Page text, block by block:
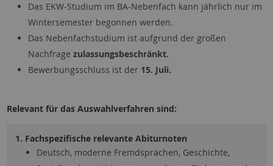
Das EKW-Studium im BA-Nebenfach kann jährlich nur im
Wintersemester begonnen werden.
Das Nebenfachstudium ist aufgrund der großen
Nachfrage zulassungsbeschränkt.
Bewerbungsschluss ist der 15. Juli.
Relevant für das Auswahlverfahren sind:
1. Fachspezifische relevante Abiturnoten
Deutsch, moderne Fremdsprachen, Geschichte,